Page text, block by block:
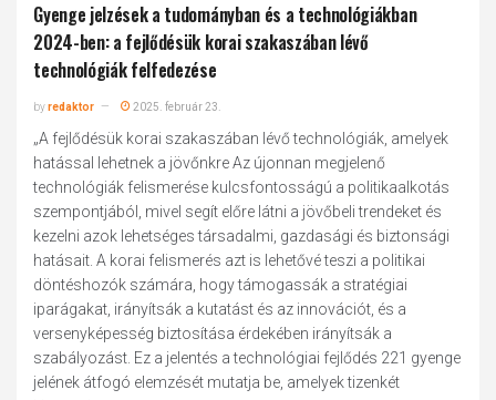
Gyenge jelzések a tudományban és a technológiákban
2024-ben: a fejlődésük korai szakaszában lévő
technológiák felfedezése
byredaktor 2025. február 23.
„A fejlődésük korai szakaszában lévő technológiák, amelyek
hatással lehetnek a jövőnkre Az újonnan megjelenő
technológiák felismerése kulcsfontosságú a politikaalkotás
szempontjából, mivel segít előre látni a jövőbeli trendeket és
kezelni azok lehetséges társadalmi, gazdasági és biztonsági
hatásait. A korai felismerés azt is lehetővé teszi a politikai
döntéshozók számára, hogy támogassák a stratégiai
iparágakat, irányítsák a kutatást és az innovációt, és a
versenyképesség biztosítása érdekében irányítsák a
szabályozást. Ez a jelentés a technológiai fejlődés 221 gyenge
jelének átfogó elemzését mutatja be, amelyek tizenkét